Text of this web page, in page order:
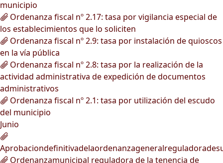
municipio
Ordenanza fiscal nº 2.17: tasa por vigilancia especial de
los establecimientos que lo soliciten
Ordenanza fiscal nº 2.9: tasa por instalación de quioscos
en la vía pública
Ordenanza fiscal nº 2.8: tasa por la realización de la
actividad administrativa de expedición de documentos
administrativos
Ordenanza fiscal nº 2.1: tasa por utilización del escudo
del municipio
Junio
Ordenanzamunicipal reguladora de la tenencia de